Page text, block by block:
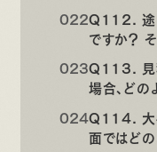
Q112. 途
ですか？
Q113. 見
場合、どの
Q114. 大
面ではど